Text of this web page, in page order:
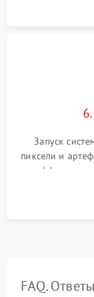
Запуск
пиксели и
микрофона
FAQ.